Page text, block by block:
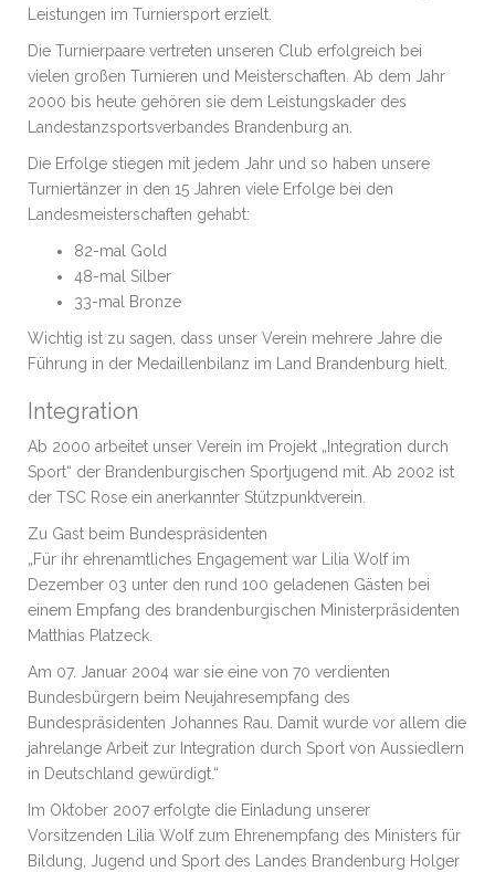
Leistungen im Turniersport erzielt.
Die Turnierpaare vertreten unseren Club erfolgreich bei
vielen großen Turnieren und Meisterschaften. Ab dem Jahr
2000 bis heute gehören sie dem Leistungskader des
Landestanzsportsverbandes Brandenburg an.
Die Erfolge stiegen mit jedem Jahr und so haben unsere
Turniertänzer in den 15 Jahren viele Erfolge bei den
Landesmeisterschaften gehabt:
82-mal Gold
48-mal Silber
33-mal Bronze
Wichtig ist zu sagen, dass unser Verein mehrere Jahre die
Führung in der Medaillenbilanz im Land Brandenburg hielt.
Integration
Ab 2000 arbeitet unser Verein im Projekt „Integration durch
Sport“ der Brandenburgischen Sportjugend mit. Ab 2002 ist
der TSC Rose ein anerkannter Stützpunktverein.
Zu Gast beim Bundespräsidenten
„Für ihr ehrenamtliches Engagement war Lilia Wolf im
Dezember 03 unter den rund 100 geladenen Gästen bei
einem Empfang des brandenburgischen Ministerpräsidenten
Matthias Platzeck.
Am 07. Januar 2004 war sie eine von 70 verdienten
Bundesbürgern beim Neujahresempfang des
Bundespräsidenten Johannes Rau. Damit wurde vor allem die
jahrelange Arbeit zur Integration durch Sport von Aussiedlern
in Deutschland gewürdigt.“
Im Oktober 2007 erfolgte die Einladung unserer
Vorsitzenden Lilia Wolf zum Ehrenempfang des Ministers für
Bildung, Jugend und Sport des Landes Brandenburg Holger